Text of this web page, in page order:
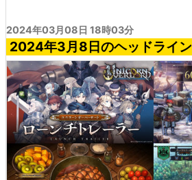
2024年03月08日 18時03分
2024年3月8日のヘッドライ